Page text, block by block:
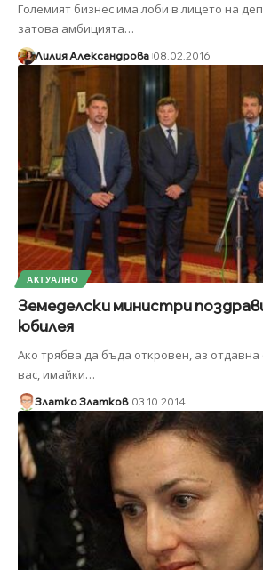
Големият бизнес има лоби в лицето на
затова амбицията…
Лилия Александрова 08.02.2016
АКТУАЛНО
Земеделски министри
юбилея
Ако трябва да бъда откровен, аз
вас, имайки…
Златко Златков 03.10.2014